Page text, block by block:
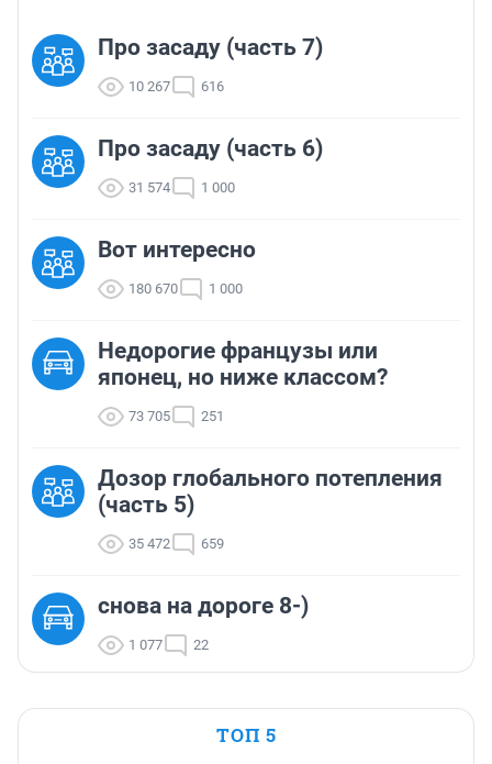
Про засаду (часть 7)
10 267 616
Про засаду (часть 6)
31 574 1 000
Вот интересно
180 670 1 000
Недорогие французы или
японец, но ниже классом?
73 705 251
Дозор глобального потепления
(часть 5)
35 472 659
снова на дороге 8-)
1 077 22
ТОП 5